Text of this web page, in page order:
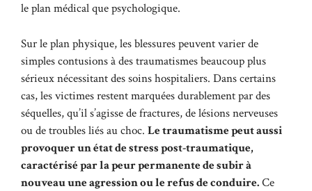
le plan médical que psychologique.
Sur le plan physique, les blessures peuvent varier de
simples contusions à des traumatismes beaucoup plus
sérieux nécessitant des soins hospitaliers. Dans certains
cas, les victimes restent marquées durablement par des
séquelles, qu’il s’agisse de fractures, de lésions nerveuses
ou de troubles liés au choc. Le traumatisme peut aussi
provoquer un état de stress post-traumatique,
caractérisé par la peur permanente de subir à
nouveau une agression ou le refus de conduire.Ce